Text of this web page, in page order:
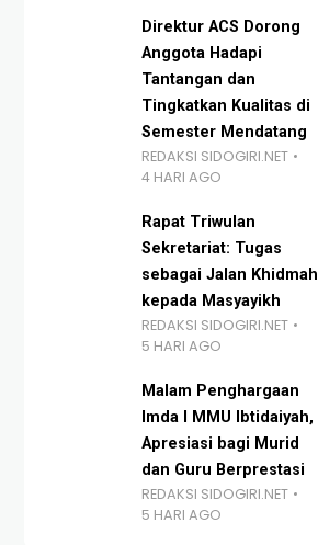
Direktur ACS Dorong
Anggota Hadapi
Tantangan dan
Tingkatkan Kualitas di
Semester Mendatang
REDAKSI SIDOGIRI.NET
4 HARI AGO
Rapat Triwulan
Sekretariat: Tugas
sebagai Jalan Khidmah
kepada Masyayikh
REDAKSI SIDOGIRI.NET
5 HARI AGO
Malam Penghargaan
Imda I MMU Ibtidaiyah,
Apresiasi bagi Murid
dan Guru Berprestasi
REDAKSI SIDOGIRI.NET
5 HARI AGO